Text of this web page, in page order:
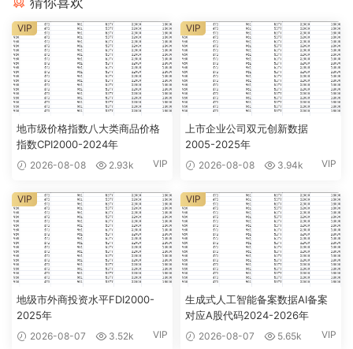
地市级价格指数八大类商品价格
指数CPI2000-2024年
2026-08-08 2.93k VIP
VIP
上市企业公司双元创新数据
2005-2025年
2026-08-08 3.94k VIP
VIP
地级市外商投资水平FDI2000-
2025年
2026-08-07 3.52k VIP
VIP
生成式人工智能备案数据AI备案
对应A股代码2024-2026年
2026-08-07 5.65k VIP
VIP